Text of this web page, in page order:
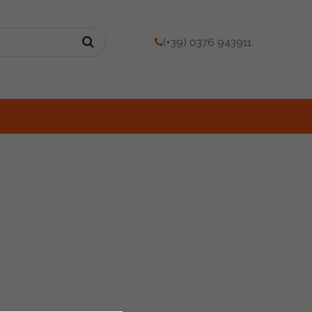
(+39) 0376 943911